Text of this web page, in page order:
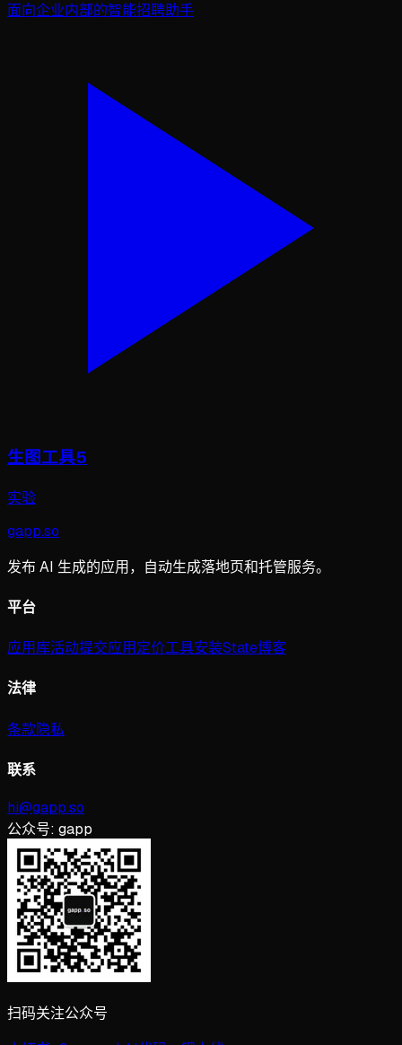
面向企业内部的智能招聘助手
生图工具5
实验
gapp.so
发布 AI 生成的应用，自动生成落地页和托管服务。
平台
应用库活动提交应用定价工具安装State博客
法律
条款隐私
联系
hi@gapp.so
公众号: gapp
扫码关注公众号